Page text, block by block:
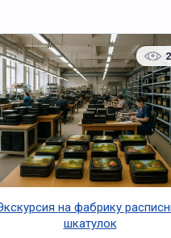
на фабрику
шкатулок